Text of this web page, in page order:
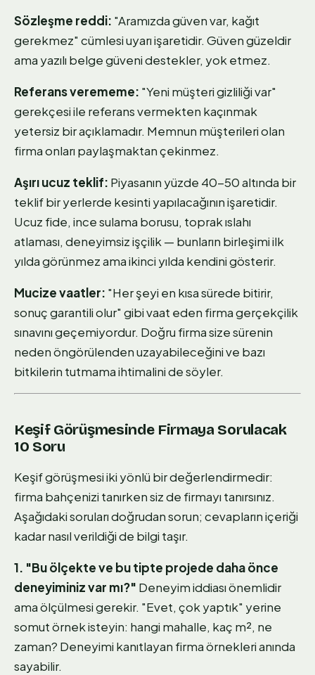
Sözleşme reddi: "Aramızda güven var, kağıt
gerekmez" cümlesi uyarı işaretidir. Güven güzeldir
ama yazılı belge güveni destekler, yok etmez.
Referans verememe: "Yeni müşteri gizliliği var"
gerekçesi ile referans vermekten kaçınmak
yetersiz bir açıklamadır. Memnun müşterileri olan
firma onları paylaşmaktan çekinmez.
Aşırı ucuz teklif: Piyasanın yüzde 40-50 altında bir
teklif bir yerlerde kesinti yapılacağının işaretidir.
Ucuz fide, ince sulama borusu, toprak ıslahı
atlaması, deneyimsiz işçilik — bunların birleşimi ilk
yılda görünmez ama ikinci yılda kendini gösterir.
Mucize vaatler: "Her şeyi en kısa sürede bitirir,
sonuç garantili olur" gibi vaat eden firma gerçekçilik
sınavını geçemiyordur. Doğru firma size sürenin
neden öngörülenden uzayabileceğini ve bazı
bitkilerin tutmama ihtimalini de söyler.
Keşif Görüşmesinde Firmaya Sorulacak
10 Soru
Keşif görüşmesi iki yönlü bir değerlendirmedir:
firma bahçenizi tanırken siz de firmayı tanırsınız.
Aşağıdaki soruları doğrudan sorun; cevapların içeriği
kadar nasıl verildiği de bilgi taşır.
1. "Bu ölçekte ve bu tipte projede daha önce
deneyiminiz var mı?" Deneyim iddiası önemlidir
ama ölçülmesi gerekir. "Evet, çok yaptık" yerine
somut örnek isteyin: hangi mahalle, kaç m², ne
zaman? Deneyimi kanıtlayan firma örnekleri anında
sayabilir.